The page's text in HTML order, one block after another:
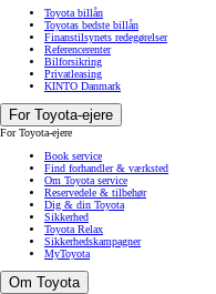
Toyota billån
Toyotas bedste billån
Finanstilsynets redegørelser
Referencerenter
Bilforsikring
Privatleasing
KINTO Danmark
For Toyota-ejere
For Toyota-ejere
Book service
Find forhandler & værksted
Om Toyota service
Reservedele & tilbehør
Dig & din Toyota
Sikkerhed
Toyota Relax
Sikkerhedskampagner
MyToyota
Om Toyota